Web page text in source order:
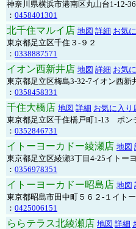
神奈川県横浜市港南区丸山台1-12-
： 0458401301
北千住マルイ店 地図 詳細 お気
東京都足立区千住３-９２
： 0338887571
イオン西新井店 地図 詳細 お気
東京都足立区梅島3-32-7イオン西新
： 0358458331
千住大橋店 地図 詳細 お気に入り
東京都足立区千住橋戸町1-13 ポン
： 0352846731
イトーヨーカドー綾瀬店 地図
東京都足立区綾瀬3丁目4-25イトー
： 0356978351
イトーヨーカドー昭島店 地図
東京都昭島市田中町５６２-１イト
： 0425006151
ららテラス北綾瀬店 地図 詳細